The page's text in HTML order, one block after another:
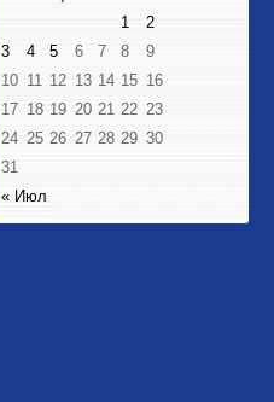
« Июл
1
2
3
4 5 6 7 8
9
10 11 12 13 14 15 16
17 18 19 20 21 22 23
24 25 26 27 28 29 30
31